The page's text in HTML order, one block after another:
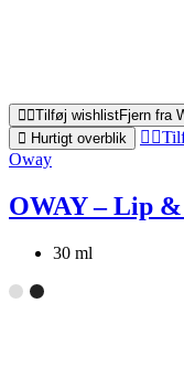
Tilføj wishlistFjern fra
Hurtigt overblik
Oway
OWAY – Lip
30 ml